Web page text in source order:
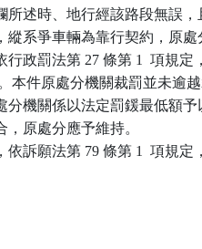
所述時、地行經該路段無誤
縱系爭車輛為靠行契約，原
政罰法第 27 條第 1  項規
。本件原處分機關裁罰並未逾
分機關係以法定罰鍰最低額
，原處分應予維持。
訴願法第 79 條第 1  項規定